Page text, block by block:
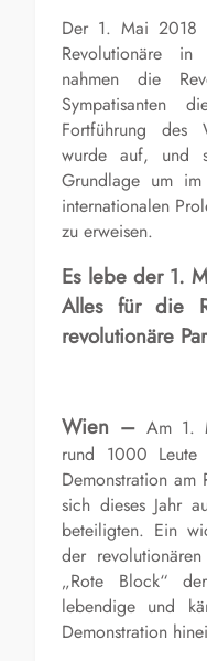
Der 1. Mai
Revolutionäre
nahmen die
Sympatisanten
Fortführung des
wurde auf, und
Grundlage um
internationalen
zu erweisen.
Es lebe der 1.
Alles für die
revolutionäre
Wien – Am 1.
rund 1000 Leute
Demonstration am
sich dieses Jahr
beteiligten. Ein
der
„Rote Block“
lebendige und
Demonstration